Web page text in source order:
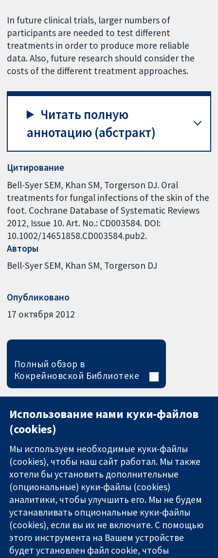
In future clinical trials, larger numbers of
participants are needed to test different
treatments in order to produce more reliable
data. Also, future research should consider the
costs of the different treatment approaches.
Читать полную
аннотацию (абстракт)
Цитирование
Bell-Syer SEM, Khan SM, Torgerson DJ. Oral
treatments for fungal infections of the skin of the
foot. Cochrane Database of Systematic Reviews
2012, Issue 10. Art. No.: CD003584. DOI:
10.1002/14651858.CD003584.pub2.
Авторы
Bell-Syer SEM Khan SM Torgerson DJ
Опубликовано
17 октября 2012
Полный обзор в
Кокрейновской Библиотеке
Надёжные
доказательства
Информированные
11-13 Cavendish
Square
London
W1G 0AN
United Kingdom
Связаться с
нами
Новости
Пресс-
служба
Использование нами куки-файлов
(cookies)
Мы используем необходимые куки-файлы
(cookies), чтобы наш сайт работал. Мы также
хотели бы установить дополнительные
(опциональные) куки-файлы (cookies)
аналитики, чтобы улучшить его. Мы не будем
устанавливать опциональные куки-файлы
(cookies), если вы их не включите. С помощью
этого инструмента на Вашем устройстве
будет установлен файл cookie, чтобы